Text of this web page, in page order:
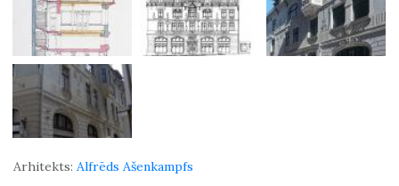
Arhitekts: Alfrēds Ašenkampfs